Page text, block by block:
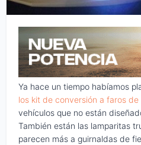
Ya hace un tiempo habíamos
los kit de conversión a faros de
vehículos que no están
También están las lamparitas
parecen más a guirnaldas de